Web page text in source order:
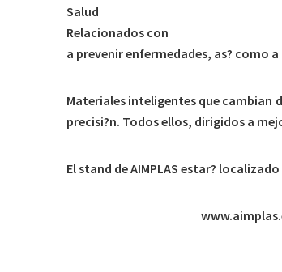
Salud
Relacionados con
a prevenir enfermedades, as? como
Materiales inteligentes que cambian
precisi?n. Todos ellos, dirigidos a
El stand de AIMPLAS estar? localizado